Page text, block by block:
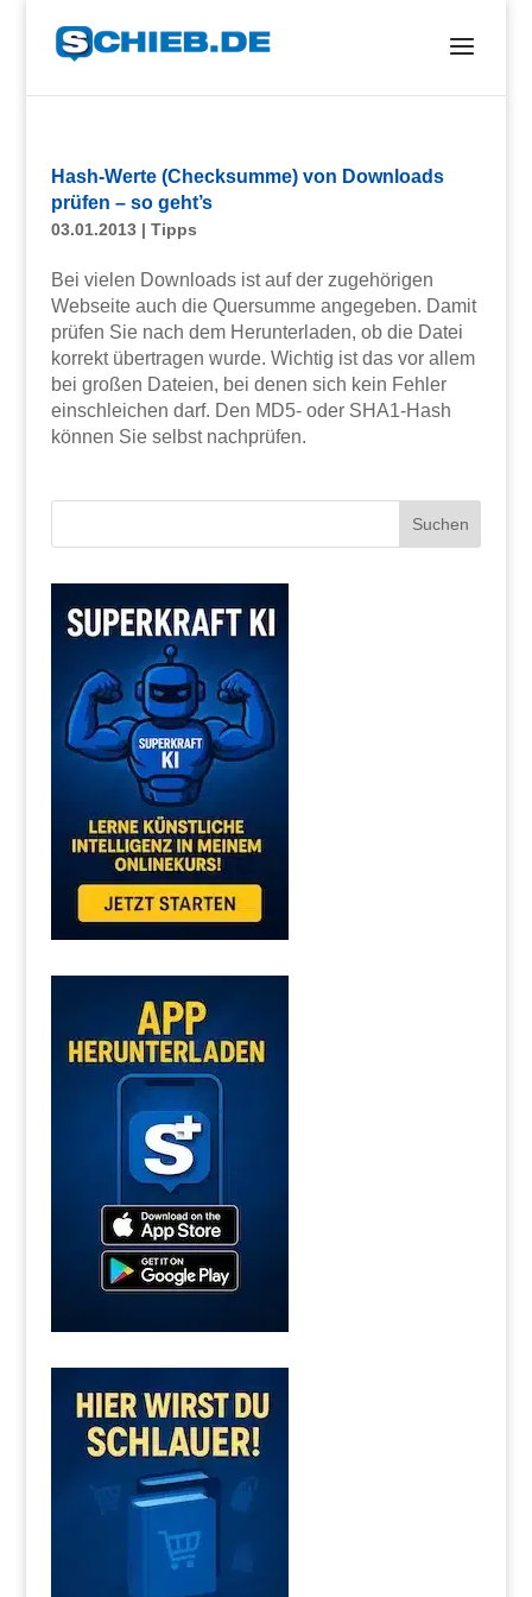
Hash-Werte (Checksumme) von Downloads
prüfen – so geht’s
03.01.2013| Tipps
Bei vielen Downloads ist auf der zugehörigen
Webseite auch die Quersumme angegeben. Damit
prüfen Sie nach dem Herunterladen, ob die Datei
korrekt übertragen wurde. Wichtig ist das vor allem
bei großen Dateien, bei denen sich kein Fehler
einschleichen darf. Den MD5- oder SHA1-Hash
können Sie selbst nachprüfen.